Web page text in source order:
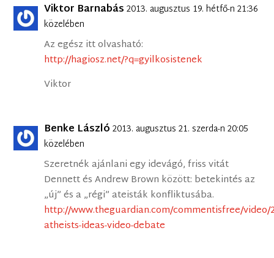
Viktor Barnabás 2013. augusztus 19. hétfő-n 21:36
közelében
Az egész itt olvasható:
http://hagiosz.net/?q=gyilkosistenek
Viktor
Benke László 2013. augusztus 21. szerda-n 20:05
közelében
Szeretnék ajánlani egy idevágó, friss vitát
Dennett és Andrew Brown között: betekintés az
„új” és a „régi” ateisták konfliktusába.
http://www.theguardian.com/commentisfree/
atheists-ideas-video-debate